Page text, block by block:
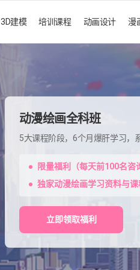
3D建模 培训课程 动画设计 漫
动漫绘画全科班
5大课程阶段，6个月爆肝学习，
限量福利（每天前100名咨
独家动漫绘画学习资料与课
立即领取福利